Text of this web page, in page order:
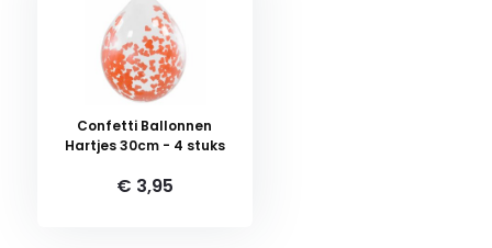
Confetti Ballonnen
Hartjes 30cm - 4 stuks
€ 3,95